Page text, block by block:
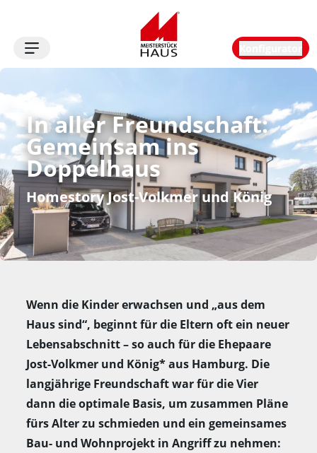
Logo
In aller Freundschaft:
Gemeinsam ins
Doppelhaus
Homestory Jost-Volkmer und König
Wenn die Kinder erwachsen und „aus dem
Haus sind“, beginnt für die Eltern oft ein neuer
Lebensabschnitt – so auch für die Ehepaare
Jost-Volkmer und König* aus Hamburg. Die
langjährige Freundschaft war für die Vier
dann die optimale Basis, um zusammen Pläne
fürs Alter zu schmieden und ein gemeinsames
Bau- und Wohnprojekt in Angriff zu nehmen: